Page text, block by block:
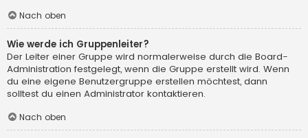
Nach oben
Wie werde ich Gruppenleiter?
Der Leiter einer Gruppe wird normalerweise durch die Board-
Administration festgelegt, wenn die Gruppe erstellt wird. Wenn
du eine eigene Benutzergruppe erstellen möchtest, dann
solltest du einen Administrator kontaktieren.
Nach oben